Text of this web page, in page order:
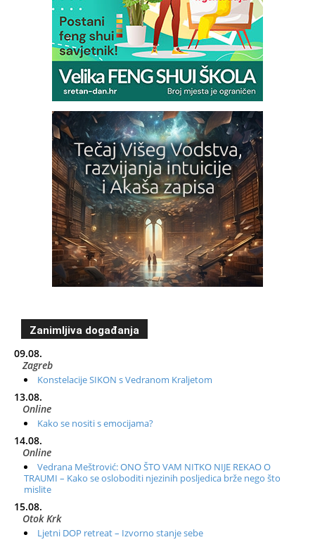
Zanimljiva događanja
09.08.
Zagreb
Konstelacije SIKON s Vedranom Kraljetom
13.08.
Online
Kako se nositi s emocijama?
14.08.
Online
Vedrana Meštrović: ONO ŠTO VAM NITKO NIJE REKAO O
TRAUMI – Kako se osloboditi njezinih posljedica brže nego što
mislite
15.08.
Otok Krk
Ljetni DOP retreat – Izvorno stanje sebe